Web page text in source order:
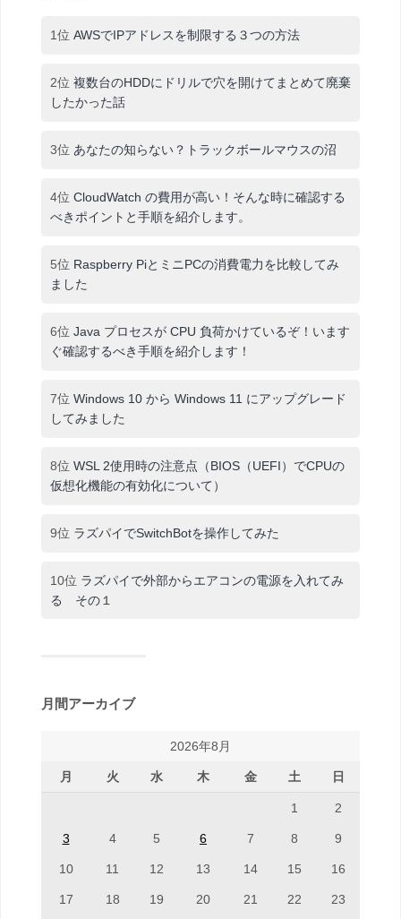
1位 AWSでIPアドレスを制限する３つの方法
2位 複数台のHDDにドリルで穴を開けてまとめて廃棄
したかった話
3位 あなたの知らない？トラックボールマウスの沼
4位 CloudWatch の費用が高い！そんな時に確認する
べきポイントと手順を紹介します。
5位 Raspberry PiとミニPCの消費電力を比較してみ
ました
6位 Java プロセスが CPU 負荷かけているぞ！います
ぐ確認するべき手順を紹介します！
7位 Windows 10 から Windows 11 にアップグレード
してみました
8位 WSL 2使用時の注意点（BIOS（UEFI）でCPUの
仮想化機能の有効化について）
9位 ラズパイでSwitchBotを操作してみた
10位 ラズパイで外部からエアコンの電源を入れてみ
る その１
月間アーカイブ
2026年8月
月 火 水 木 金 土 日
1 2
3 4 5 6 7 8 9
10 11 12 13 14 15 16
17 18 19 20 21 22 23